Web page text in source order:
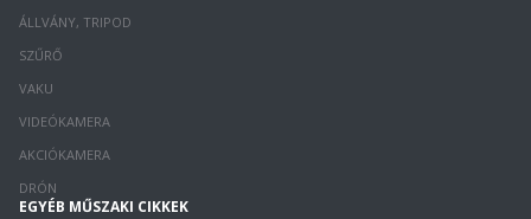
ÁLLVÁNY, TRIPOD
SZŰRŐ
VAKU
VIDEÓKAMERA
AKCIÓKAMERA
DRÓN
EGYÉB MŰSZAKI CIKKEK